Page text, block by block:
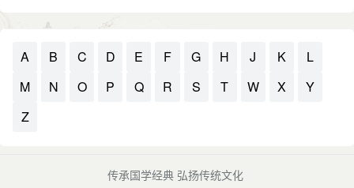
A B C D E F G H J K
L
M
N O P Q R S T W X
Y
Z
传承国学经典 弘扬传统文化